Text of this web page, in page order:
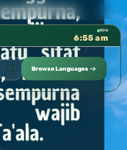
NOW
6:55 am
Browse Languages